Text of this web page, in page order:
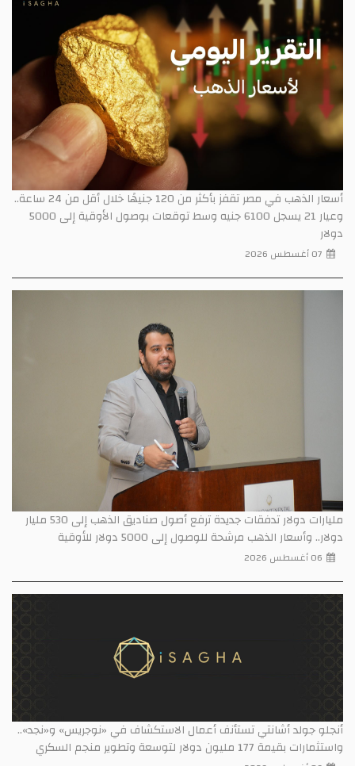
أسعار الذهب في مصر تقفز بأكثر من 120 جنيهًا خلال أقل من 24 ساعة..
وعيار 21 يسجل 6100 جنيه وسط توقعات بوصول الأوقية إلى 5000
دولار
07 أغسطس 2026
مليارات دولار تدفقات جديدة ترفع أصول صناديق الذهب إلى 530 مليار
دولار.. وأسعار الذهب مرشحة للوصول إلى 5000 دولار للأوقية
06 أغسطس 2026
أنجلو جولد أشانتي تستأنف أعمال الاستكشاف في «نوجريس» و«نجد»..
واستثمارات بقيمة 177 مليون دولار لتوسعة وتطوير منجم السكري